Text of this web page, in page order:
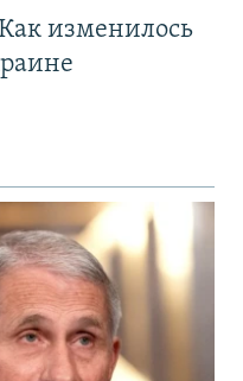
изменилось